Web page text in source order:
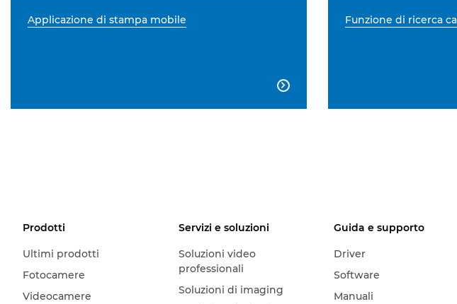
Applicazione di stampa mobile

Funzione di ricerca
Prodotti
Ultimi prodotti
Fotocamere
Videocamere
Servizi e soluzioni
Soluzioni video
professionali
Soluzioni di imaging
Guida e supporto
Driver
Software
Manuali